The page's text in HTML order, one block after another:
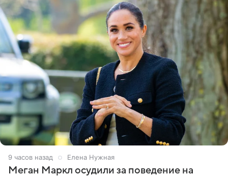
9 часов назад Елена Нужная
Меган Маркл осудили за поведение на